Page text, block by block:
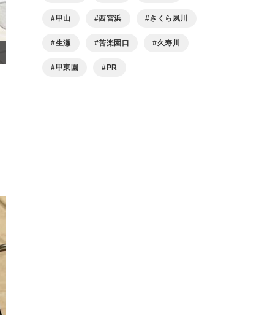
甲山 西宮浜 さくら夙川
生瀬 苦楽園口 久寿川
甲東園 PR